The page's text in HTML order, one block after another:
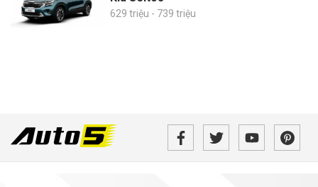
629 triệu - 739 triệu